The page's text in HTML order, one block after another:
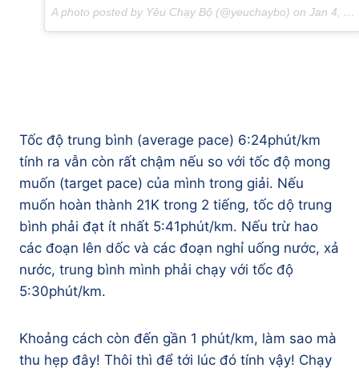
A photo posted by Yêu Chạy Bộ (@yeuchaybo) on Jan 4, 2016 at 6:18am PST
Tốc độ trung bình (average pace) 6:24phút/km
tính ra vẫn còn rất chậm nếu so với tốc độ mong
muốn (target pace) của mình trong giải. Nếu
muốn hoàn thành 21K trong 2 tiếng, tốc dộ trung
bình phải đạt ít nhất 5:41phút/km. Nếu trừ hao
các đoạn lên dốc và các đoạn nghỉ uống nước, xả
nước, trung bình mình phải chạy với tốc độ
5:30phút/km.
Khoảng cách còn đến gần 1 phút/km, làm sao mà
thu hẹp đây! Thôi thì để tới lúc đó tính vậy! Chạy